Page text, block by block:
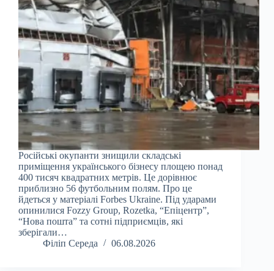
Російські окупанти знищили складські
приміщення українського бізнесу площею понад
400 тисяч квадратних метрів. Це дорівнює
приблизно 56 футбольним полям. Про це
йдеться у матеріалі Forbes Ukraine. Під ударами
опинилися Fozzy Group, Rozetka, “Епіцентр”,
“Нова пошта” та сотні підприємців, які
зберігали…
Філіп Середа
06.08.2026